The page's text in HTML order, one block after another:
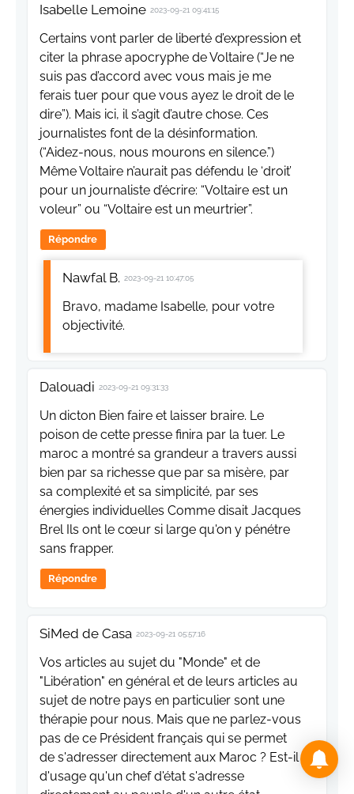
Isabelle Lemoine 2023-09-21 09:41:15
Certains vont parler de liberté d’expression et
citer la phrase apocryphe de Voltaire (“Je ne
suis pas d’accord avec vous mais je me
ferais tuer pour que vous ayez le droit de le
dire”). Mais ici, il s’agit d’autre chose. Ces
journalistes font de la désinformation.
(“Aidez-nous, nous mourons en silence.”)
Même Voltaire n’aurait pas défendu le ‘droit’
pour un journaliste d’écrire: “Voltaire est un
voleur” ou “Voltaire est un meurtrier”.
Répondre
Nawfal B. 2023-09-21 10:47:05
Bravo, madame Isabelle, pour votre
objectivité.
Dalouadi 2023-09-21 09:31:33
Un dicton Bien faire et laisser braire. Le
poison de cette presse finira par la tuer. Le
maroc a montré sa grandeur a travers aussi
bien par sa richesse que par sa misère, par
sa complexité et sa simplicité, par ses
énergies individuelles Comme disait Jacques
Brel Ils ont le cœur si large qu'on y pénétre
sans frapper.
Répondre
SiMed de Casa 2023-09-21 05:57:16
Vos articles au sujet du "Monde" et de
"Libération" en général et de leurs articles au
sujet de notre pays en particulier sont une
thérapie pour nous. Mais que ne parlez-vous
pas de ce Président français qui se permet
de s'adresser directement aux Maroc ? Est-il
d'usage qu'un chef d'état s'adresse